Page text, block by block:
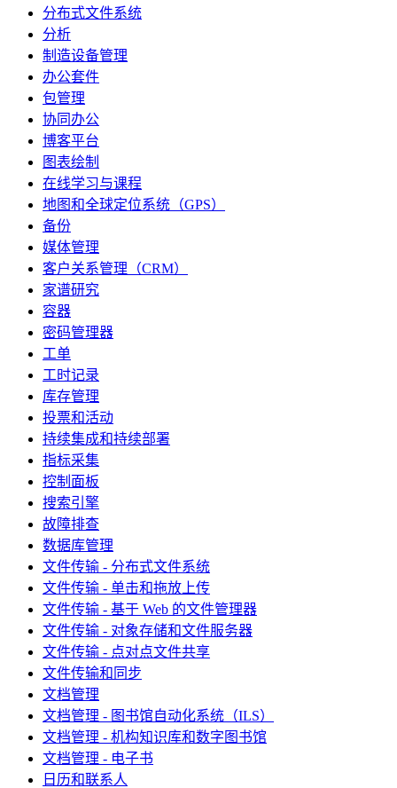
分布式文件系统
分析
制造设备管理
办公套件
包管理
协同办公
博客平台
图表绘制
在线学习与课程
地图和全球定位系统（GPS）
备份
媒体管理
客户关系管理（CRM）
家谱研究
容器
密码管理器
工单
工时记录
库存管理
投票和活动
持续集成和持续部署
指标采集
控制面板
搜索引擎
故障排查
数据库管理
文件传输 - 分布式文件系统
文件传输 - 单击和拖放上传
文件传输 - 基于 Web 的文件管理器
文件传输 - 对象存储和文件服务器
文件传输 - 点对点文件共享
文件传输和同步
文档管理
文档管理 - 图书馆自动化系统（ILS）
文档管理 - 机构知识库和数字图书馆
文档管理 - 电子书
日历和联系人